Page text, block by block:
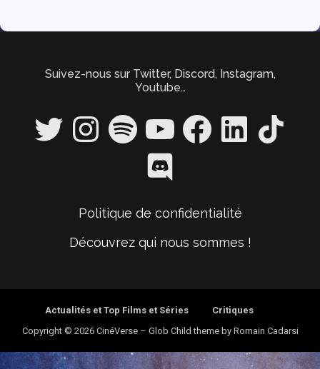
Suivez-nous sur Twitter, Discord, Instagram,
Youtube…
Politique de confidentialité
Découvrez qui nous sommes !
Actualités et Top Films et Séries
Critiques
Copyright © 2026 CinéVerse – Glob Child theme by Romain Cadarsi